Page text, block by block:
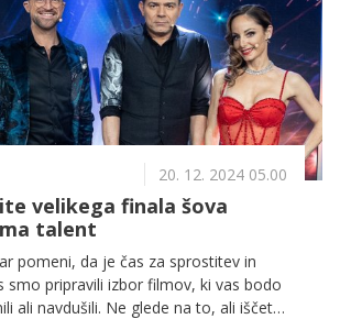
na kavču – teh filmov ne boste
20. 12. 2024 05.00
velikega finala šova
talent
pomeni, da je čas za sprostitev in
smo pripravili izbor filmov, ki vas bodo
ali navdušili. Ne glede na to, ali iščete